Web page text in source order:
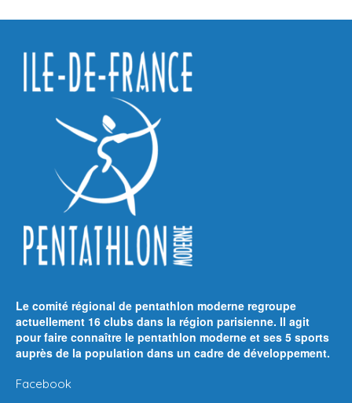
Le comité régional de pentathlon moderne regroupe
actuellement 16 clubs dans la région parisienne. Il agit
pour faire connaître le pentathlon moderne et ses 5 sports
auprès de la population dans un cadre de développement.
Facebook